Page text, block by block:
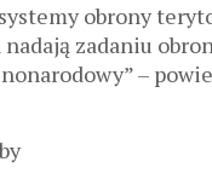
obrony
zadaniu
–